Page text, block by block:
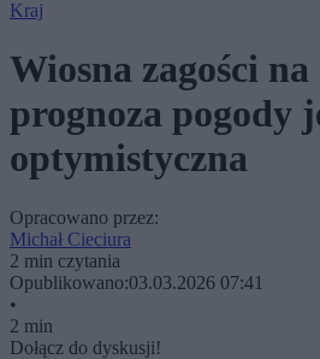
Kraj
Wiosna zagości
prognoza pogody
optymistyczna
Opracowano przez:
Michał Cieciura
2 min czytania
Opublikowano:03.03.2026 07:41
•
2 min
Dołącz do dyskusji!